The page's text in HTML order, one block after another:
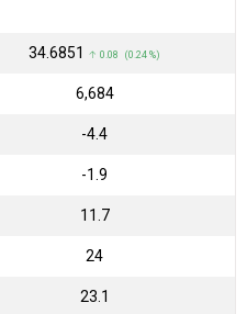
₹34.6851 ↑ 0.08 (0.24 %)
₹6,684
-4.4
-1.9
11.7
24
23.1